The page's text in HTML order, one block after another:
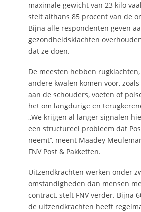
maximale gewicht van 23 kilo
stelt althans 85 procent van de
Bijna alle respondenten geven
gezondheidsklachten
dat ze doen.
De meesten hebben
andere kwalen komen voor,
aan de schouders, voeten of
het om langdurige en
,,We krijgen al langer signalen
een structureel probleem dat
neemt’’, meent Maadey
FNV Post & Pakketten.
Uitzendkrachten werken onder
omstandigheden dan mensen
contract, stelt FNV verder. Bijna
de uitzendkrachten heeft